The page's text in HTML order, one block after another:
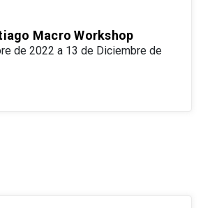
Macro Workshop
de 2022 a 13 de Diciembre de